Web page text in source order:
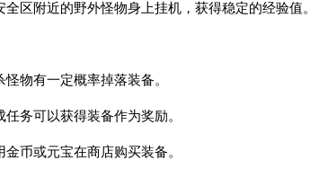
全区附近的野外怪物身上挂机，获得稳定的经验值。
物有一定概率掉落装备。
务可以获得装备作为奖励。
币或元宝在商店购买装备。